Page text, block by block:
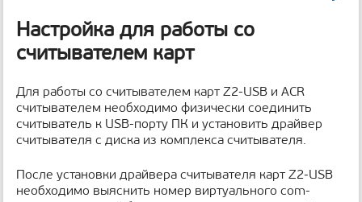
Настройка для работы со
считывателем карт
Для работы со считывателем карт Z2-USB и ACR
считывателем необходимо физически соединить
считыватель к USB-порту ПК и установить драйвер
считывателя с диска из комплекса считывателя.
После установки драйвера считывателя карт Z2-USB
необходимо выяснить номер виртуального com-